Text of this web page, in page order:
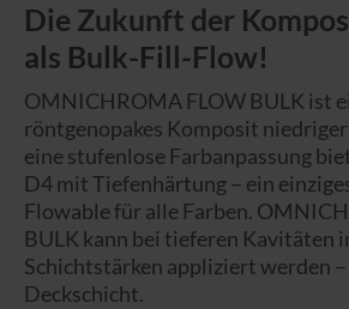
Die Zukunft der
als Bulk-Fill-Flow!
OMNICHROMA FLOW BULK ist
röntgenopakes Komposit
eine stufenlose Farbanpassung
D4 mit Tiefenhärtung – ein
Flowable für alle Farben.
BULK kann bei tieferen Kavitäten
Schichtstärken appliziert werden
Deckschicht.